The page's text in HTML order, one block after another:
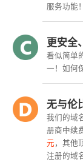
服务功能！
更安全
看似简单
一！如何
无与伦
我们的域
册商中续
元，其他
注册的域